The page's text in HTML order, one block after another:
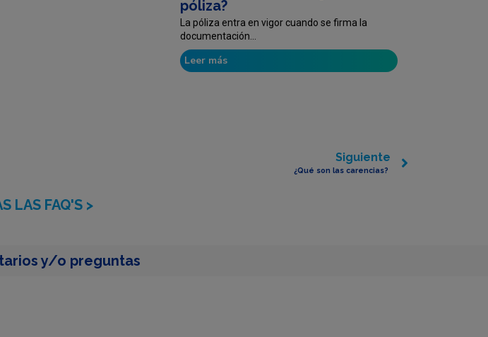
póliza?
La póliza entra en vigor cuando se firma la
documentación...
Leer más
Siguiente
¿Qué son las carencias?
LAS FAQ'S >
y/o preguntas